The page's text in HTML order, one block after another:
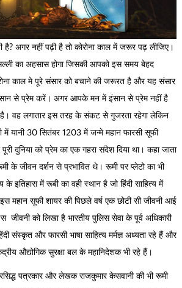
है? अगर नहीं पढ़ी है तो कोरोना काल में जरूर पढ़ लीजिए।
का अहसास होगा जिसकी आपको इस समय बेहद
काल मे पूरे संसार को बचाने की जरूरत है और यह संसार
से प्रेम करें। अगर आपके मन में इंसान से प्रेम नहीं है
वह लगातार इस तरह के संकट से गुजरता रहेगा लेकिन
में यानी 30 सितंबर 1203 में जन्मे महान फारसी सूफी
दुनिया को प्रेम का एक गहरा संदेश दिया था। कहा जाता
के जीवन दर्शन से प्रभावित थे। रूमी पर प्लेटो का भी
इतिहास में रूबी का वही स्थान है जो हिंदी साहित्य में
महान सूफी शायर की पिछले वर्ष एक छोटी सी जीवनी आई
को लिखा है भारतीय पुलिस सेवा के पूर्व अधिकारी
संस्कृत और फारसी भाषा साहित्य मर्मज्ञ अध्यता रहे हैं और
औद्योगिक सुरक्षा बल के महानिदेशक भी रहे हैं।
पत्रकार और लेखक राजकुमार केसवानी की भी रूमी